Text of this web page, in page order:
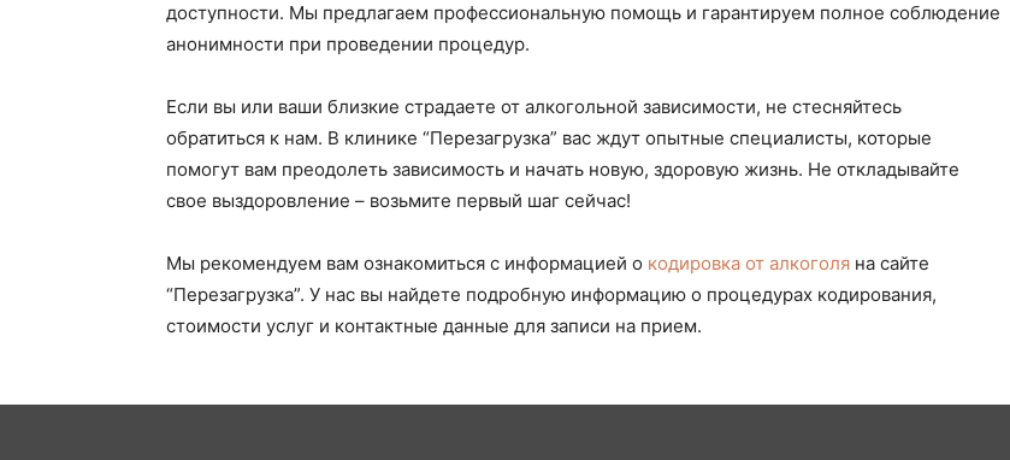
доступности. Мы предлагаем профессиональную помощь и гарантируем полное соблюдение
анонимности при проведении процедур.
Если вы или ваши близкие страдаете от алкогольной зависимости, не стесняйтесь
обратиться к нам. В клинике “Перезагрузка” вас ждут опытные специалисты, которые
помогут вам преодолеть зависимость и начать новую, здоровую жизнь. Не откладывайте
свое выздоровление – возьмите первый шаг сейчас!
Мы рекомендуем вам ознакомиться с информацией о кодировка от алкоголя на сайте
“Перезагрузка”. У нас вы найдете подробную информацию о процедурах кодирования,
стоимости услуг и контактные данные для записи на прием.